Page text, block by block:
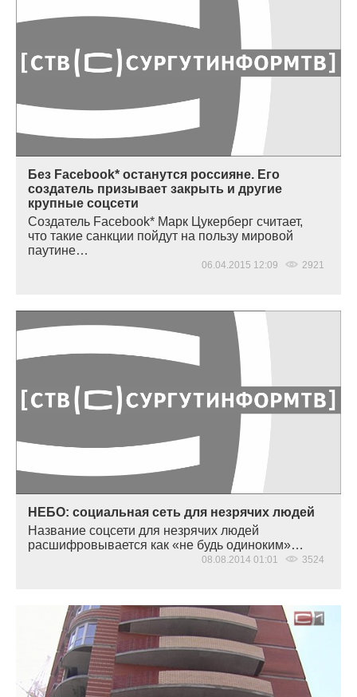
Без Facebook* останутся россияне. Его
создатель призывает закрыть и другие
крупные соцсети
Создатель Facebook* Марк Цукерберг считает,
что такие санкции пойдут на пользу мировой
паутине…
06.04.2015 12:09 2921
НЕБО: социальная сеть для незрячих людей
Название соцсети для незрячих людей
расшифровывается как «не будь одиноким»…
08.08.2014 01:01 3524